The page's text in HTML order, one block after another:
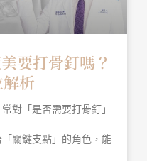
要打骨釘嗎？
析
對「是否需要打骨釘」
關鍵支點」的角色，能